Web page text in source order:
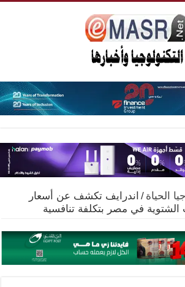
الحياة / اندرايف تكشف عن أسعار
الشتوية في مصر بتكلفة تنافسية